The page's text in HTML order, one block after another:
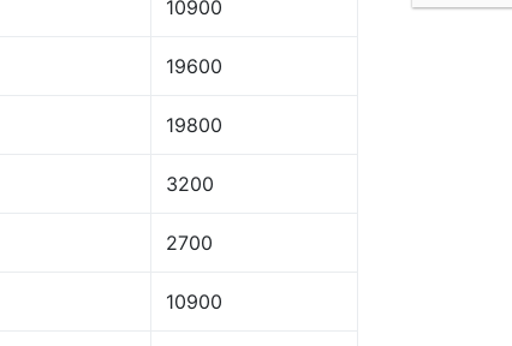
10900
19600
19800
3200
2700
10900